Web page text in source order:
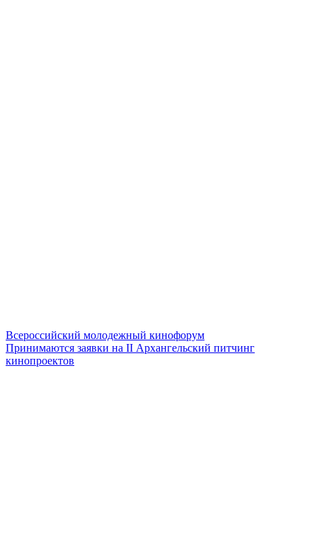
Всероссийский молодежный кинофорум
Принимаются заявки на II Архангельский питчинг
кинопроектов